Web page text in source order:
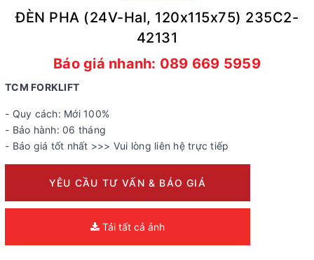
ĐÈN PHA (24V-Hal, 120x115x75) 235C2-
42131
Báo giá nhanh: 089 669 5959
TCM FORKLIFT
- Quy cách: Mới 100%
- Bảo hành: 06 tháng
- Báo giá tốt nhất >>> Vui lòng liên hệ trực tiếp
YÊU CẦU TƯ VẤN & BÁO GIÁ
Tải tất cả ảnh